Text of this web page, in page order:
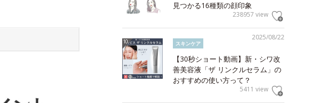
見つかる16種類の顔印象
238957 view
2025/08/22
スキンケア
【30秒ショート動画】新・シワ改
善美容液「ザ リンクルセラム」の
おすすめの使い方って？
5411 view